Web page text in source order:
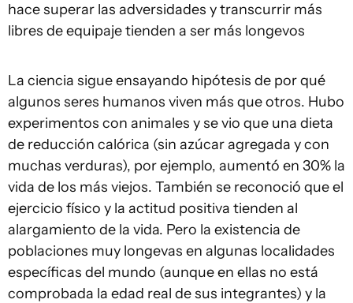
hace superar las adversidades y transcurrir más
libres de equipaje tienden a ser más longevos
La ciencia sigue ensayando hipótesis de por qué
algunos seres humanos viven más que otros. Hubo
experimentos con animales y se vio que una dieta
de reducción calórica (sin azúcar agregada y con
muchas verduras), por ejemplo, aumentó en 30% la
vida de los más viejos. También se reconoció que el
ejercicio físico y la actitud positiva tienden al
alargamiento de la vida. Pero la existencia de
poblaciones muy longevas en algunas localidades
específicas del mundo (aunque en ellas no está
comprobada la edad real de sus integrantes) y la